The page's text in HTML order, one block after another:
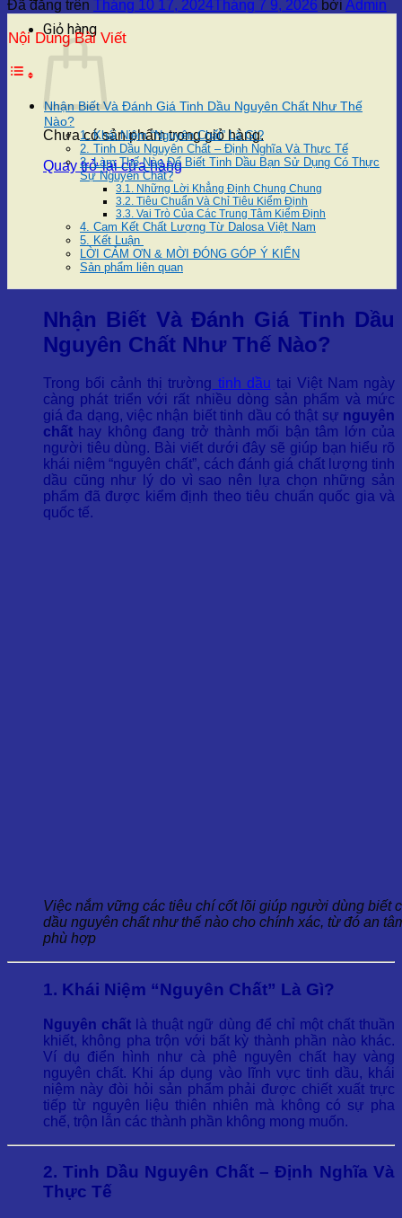
Giỏ hàng
Chưa có sản phẩm trong giỏ hàng.
Quay trở lại cửa hàng
Đã đăng trên Tháng 10 17, 2024Tháng 7 9, 2026 bởi Admin
Nội Dung Bài Viết
Nhận Biết Và Đánh Giá Tinh Dầu Nguyên Chất Như Thế
Nào?
1. Khái Niệm “Nguyên Chất” Là Gì?
2. Tinh Dầu Nguyên Chất – Định Nghĩa Và Thực Tế
3. Làm Thế Nào Để Biết Tinh Dầu Bạn Sử Dụng Có Thực
Sự Nguyên Chất?
3.1. Những Lời Khẳng Định Chung Chung
3.2. Tiêu Chuẩn Và Chỉ Tiêu Kiểm Định
3.3. Vai Trò Của Các Trung Tâm Kiểm Định
4. Cam Kết Chất Lượng Từ Dalosa Việt Nam
5. Kết Luận
LỜI CẢM ƠN & MỜI ĐÓNG GÓP Ý KIẾN
Sản phẩm liên quan
Nhận Biết Và Đánh Giá Tinh Dầu
Nguyên Chất Như Thế Nào?
Trong bối cảnh thị trường tinh dầu tại Việt Nam ngày
càng phát triển với rất nhiều dòng sản phẩm và mức
giá đa dạng, việc nhận biết tinh dầu có thật sự nguyên
chất hay không đang trở thành mối bận tâm lớn của
người tiêu dùng. Bài viết dưới đây sẽ giúp bạn hiểu rõ
khái niệm “nguyên chất”, cách đánh giá chất lượng tinh
dầu cũng như lý do vì sao nên lựa chọn những sản
phẩm đã được kiểm định theo tiêu chuẩn quốc gia và
quốc tế.
Việc nắm vững các tiêu chí cốt lõi giúp người dùng biết
dầu nguyên chất như thế nào cho chính xác, từ đó an
phù hợp
1. Khái Niệm “Nguyên Chất” Là Gì?
Nguyên chất là thuật ngữ dùng để chỉ một chất thuần
khiết, không pha trộn với bất kỳ thành phần nào khác.
Ví dụ điển hình như cà phê nguyên chất hay vàng
nguyên chất. Khi áp dụng vào lĩnh vực tinh dầu, khái
niệm này đòi hỏi sản phẩm phải được chiết xuất trực
tiếp từ nguyên liệu thiên nhiên mà không có sự pha
chế, trộn lẫn các thành phần không mong muốn.
2. Tinh Dầu Nguyên Chất – Định Nghĩa Và
Thực Tế